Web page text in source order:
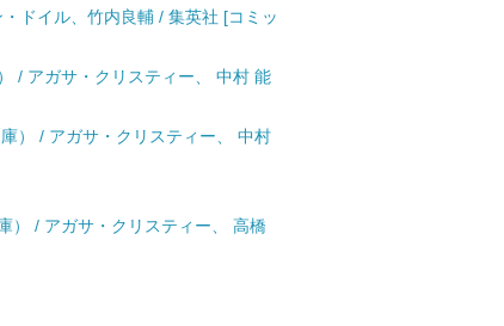
ドイル、竹内良輔 / 集英社 [コミッ
/ アガサ・クリスティー、 中村 能
） / アガサ・クリスティー、 中村
） / アガサ・クリスティー、 高橋